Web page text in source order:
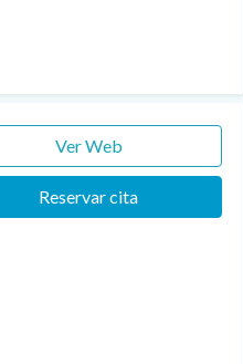
Ver Web
Reservar cita